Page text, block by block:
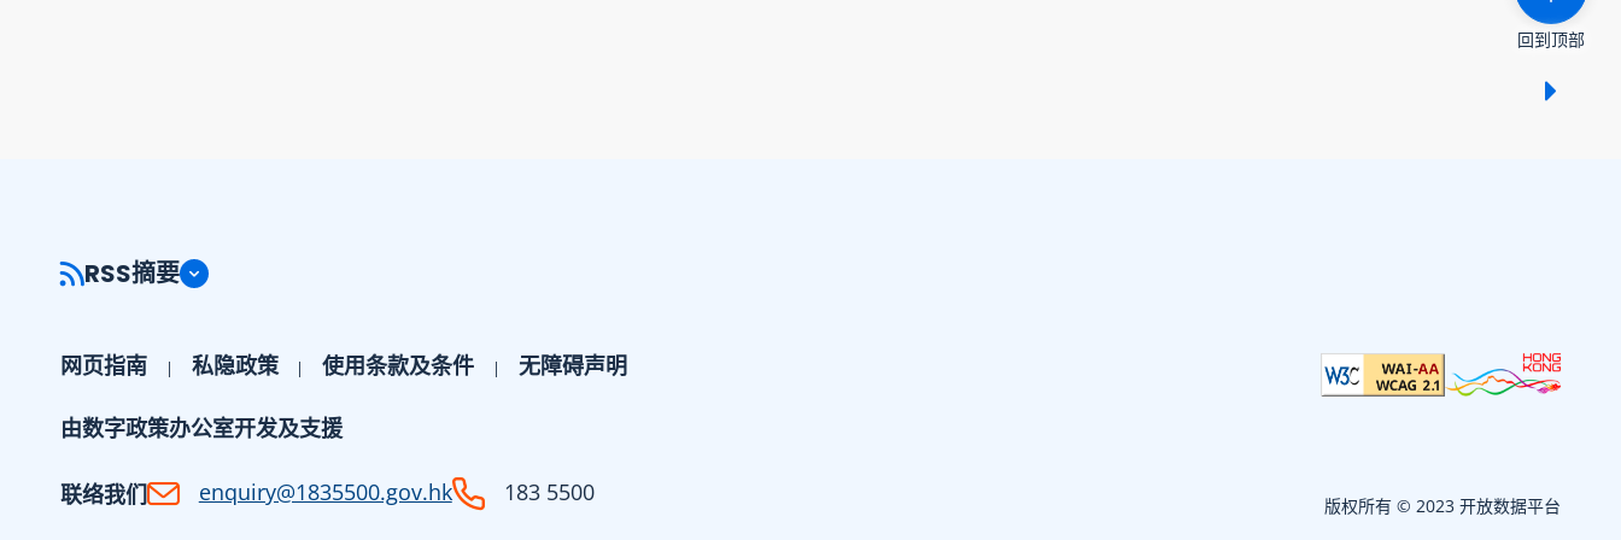
回到顶部
RSS摘要
网页指南 私隐政策 使用条款及条件 无障碍声明
由数字政策办公室开发及支援
联络我们 enquiry@1835500.gov.hk 183 5500 版权所有 © 2023 开放数据平台